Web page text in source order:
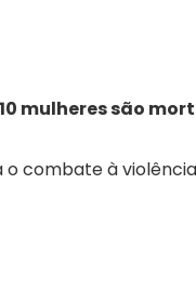
mulheres são
combate à